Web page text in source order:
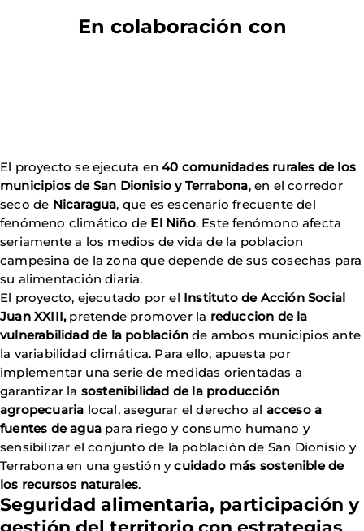
En colaboración con
El proyecto se ejecuta en40 comunidades rurales de los
municipios de San Dionisio y Terrabona, en el corredor
seco de Nicaragua, que es escenario frecuente del
fenómeno climático de El Niño. Este fenómono afecta
seriamente a los medios de vida de la poblacion
campesina de la zona que depende de sus cosechas para
su alimentación diaria.
El proyecto, ejecutado por el Instituto de Acción Social
Juan XXIII, pretende promover la reduccion de la
vulnerabilidad de la poblaciónde ambos municipios ante
la variabilidad climática. Para ello, apuesta por
implementar una serie de medidas orientadas a
garantizar la sostenibilidad de la producción
agropecuaria local, asegurar el derecho al acceso a
fuentes de agua para riego y consumo humano y
sensibilizar el conjunto de la población de San Dionisio y
Terrabona en una gestión ycuidado más sostenible de
los recursos naturales.
Seguridad alimentaria, participación y